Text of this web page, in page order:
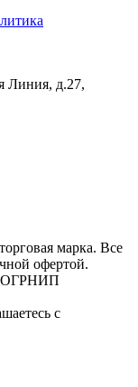
Линия, д.27,
марка. Все
офертой.
ОГРНИП
с